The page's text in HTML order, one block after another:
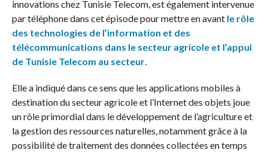
innovations chez Tunisie Telecom, est également intervenue
par téléphone dans cet épisode pour mettre en avant le rôle
des technologies de l’information et des
télécommunications dans le secteur agricole et l’appui
de Tunisie Telecom au secteur.
Elle a indiqué dans ce sens que les applications mobiles à
destination du secteur agricole et l’Internet des objets joue
un rôle primordial dans le développement de l’agriculture et
la gestion des ressources naturelles, notamment grâce à la
possibilité de traitement des données collectées en temps